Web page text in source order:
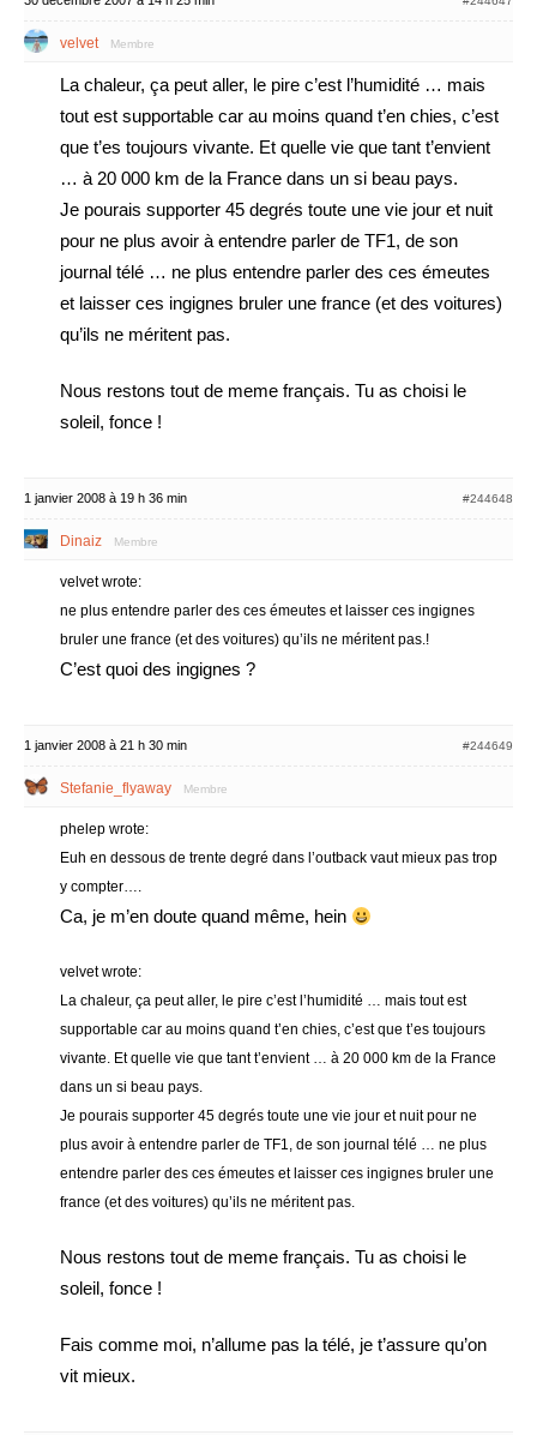
velvet Membre
La chaleur, ça peut aller, le pire c’est l’humidité … mais
tout est supportable car au moins quand t’en chies, c’est
que t’es toujours vivante. Et quelle vie que tant t’envient
… à 20 000 km de la France dans un si beau pays.
Je pourais supporter 45 degrés toute une vie jour et nuit
pour ne plus avoir à entendre parler de TF1, de son
journal télé … ne plus entendre parler des ces émeutes
et laisser ces ingignes bruler une france (et des voitures)
qu’ils ne méritent pas.
Nous restons tout de meme français. Tu as choisi le
soleil, fonce !
1 janvier 2008 à 19 h 36 min #244648
Dinaiz Membre
velvet wrote:
ne plus entendre parler des ces émeutes et laisser ces ingignes
bruler une france (et des voitures) qu’ils ne méritent pas.!
C’est quoi des ingignes ?
1 janvier 2008 à 21 h 30 min #244649
Stefanie_flyaway Membre
phelep wrote:
Euh en dessous de trente degré dans l’outback vaut mieux pas trop
y compter….
Ca, je m’en doute quand même, hein
velvet wrote:
La chaleur, ça peut aller, le pire c’est l’humidité … mais tout est
supportable car au moins quand t’en chies, c’est que t’es toujours
vivante. Et quelle vie que tant t’envient … à 20 000 km de la France
dans un si beau pays.
Je pourais supporter 45 degrés toute une vie jour et nuit pour ne
plus avoir à entendre parler de TF1, de son journal télé … ne plus
entendre parler des ces émeutes et laisser ces ingignes bruler une
france (et des voitures) qu’ils ne méritent pas.
Nous restons tout de meme français. Tu as choisi le
soleil, fonce !
Fais comme moi, n’allume pas la télé, je t’assure qu’on
vit mieux.